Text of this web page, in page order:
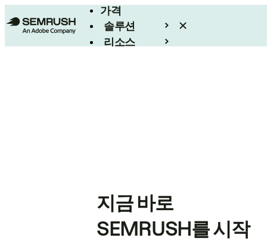
가격
솔루션
리소스
지금 바로
SEMRUSH를 시작